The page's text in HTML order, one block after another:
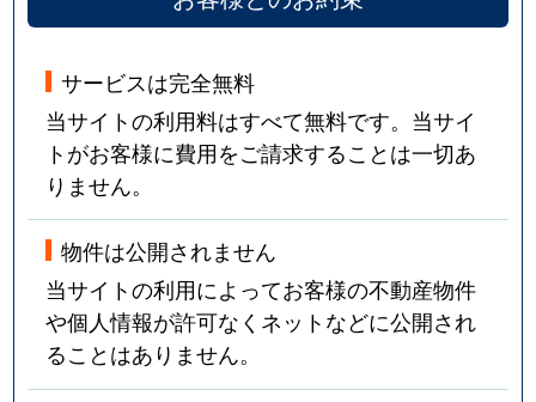
サービスは完全無料
当サイトの利用料はすべて無料です。当サイ
トがお客様に費用をご請求することは一切あ
りません。
物件は公開されません
当サイトの利用によってお客様の不動産物件
や個人情報が許可なくネットなどに公開され
ることはありません。